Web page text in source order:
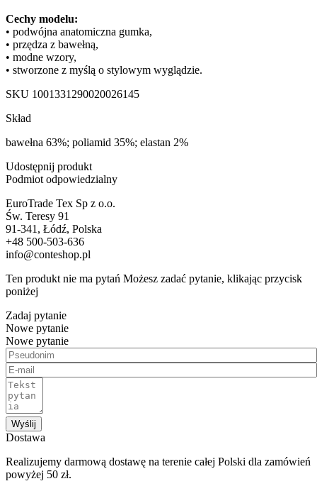
Cechy modelu:
• podwójna anatomiczna gumka,
• przędza z bawełną,
• modne wzory,
• stworzone z myślą o stylowym wyglądzie.
SKU 1001331290020026145
Skład
bawełna 63%; poliamid 35%; elastan 2%
Udostępnij produkt
Podmiot odpowiedzialny
EuroTrade Tex Sp z o.o.
Św. Teresy 91
91-341, Łódź, Polska
+48 500-503-636
info@conteshop.pl
Ten produkt nie ma pytań Możesz zadać pytanie, klikając przycisk
poniżej
Zadaj pytanie
Nowe pytanie
Nowe pytanie
Wyślij
Dostawa
Realizujemy darmową dostawę na terenie całej Polski dla zamówień
powyżej 50 zł.